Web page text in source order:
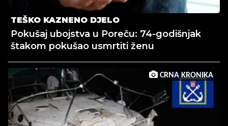
TEŠKO KAZNENO DJELO
Pokušaj ubojstva u Poreču: 74-godišnjak
štakom pokušao usmrtiti ženu
CRNA KRONIKA